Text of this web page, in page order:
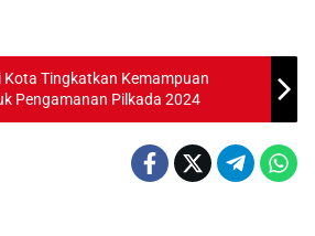
Kota Tingkatkan Kemampuan
Pengamanan Pilkada 2024